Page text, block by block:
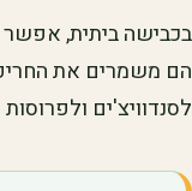
בכבישה ביתית,
הם משמרים את
לסנדוויצ'ים